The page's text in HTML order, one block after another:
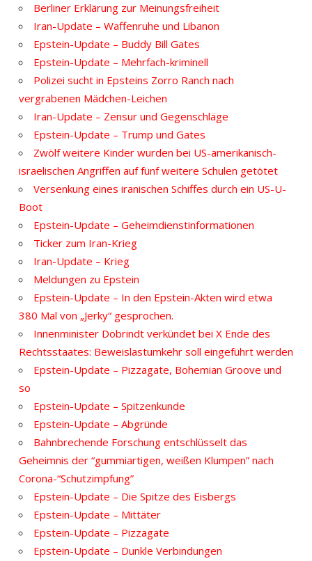
Berliner Erklärung zur Meinungsfreiheit
Iran-Update – Waffenruhe und Libanon
Epstein-Update – Buddy Bill Gates
Epstein-Update – Mehrfach-kriminell
Polizei sucht in Epsteins Zorro Ranch nach
vergrabenen Mädchen-Leichen
Iran-Update – Zensur und Gegenschläge
Epstein-Update – Trump und Gates
Zwölf weitere Kinder wurden bei US-amerikanisch-
israelischen Angriffen auf fünf weitere Schulen getötet
Versenkung eines iranischen Schiffes durch ein US-U-
Boot
Epstein-Update – Geheimdienstinformationen
Ticker zum Iran-Krieg
Iran-Update – Krieg
Meldungen zu Epstein
Epstein-Update – In den Epstein-Akten wird etwa
380 Mal von „Jerky“ gesprochen.
Innenminister Dobrindt verkündet bei X Ende des
Rechtsstaates: Beweislastumkehr soll eingeführt werden
Epstein-Update – Pizzagate, Bohemian Groove und
so
Epstein-Update – Spitzenkunde
Epstein-Update – Abgründe
Bahnbrechende Forschung entschlüsselt das
Geheimnis der “gummiartigen, weißen Klumpen” nach
Corona-“Schutzimpfung”
Epstein-Update – Die Spitze des Eisbergs
Epstein-Update – Mittäter
Epstein-Update – Pizzagate
Epstein-Update – Dunkle Verbindungen